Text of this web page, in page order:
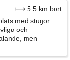
⟼ 5.5 km bort
med stugor.
och
men